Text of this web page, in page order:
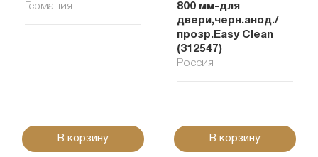
Германия
В корзину
800 мм-для
двери,черн.анод./
прозр.Easy Clean
(312547)
Россия
В корзину